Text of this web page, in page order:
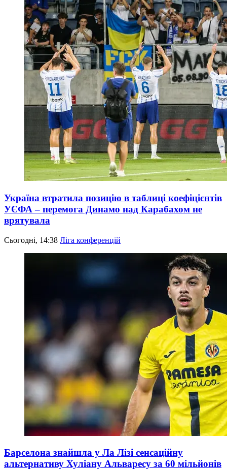
Україна втратила позицію в таблиці коефіцієнтів
УЄФА – перемога Динамо над Карабахом не
врятувала
Сьогодні, 14:38 Ліга конференцій
Барселона знайшла у Ла Лізі сенсаційну
альтернативу Хуліану Альваресу за 60 мільйонів